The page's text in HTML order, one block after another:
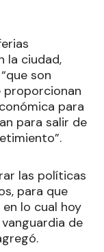
la ciudad,
son
proporcionan
para
para salir de
las políticas
para que
lo cual hoy
de